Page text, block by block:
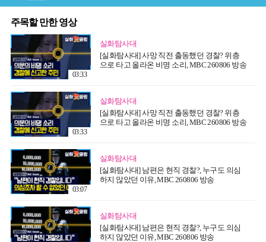
주목할 만한 영상
실화탐사대
[실화탐사대] 사망 직전 출동했던 경찰? 위층
으로 타고 올라온 비명 소리, MBC 260806 방송
03:33
실화탐사대
[실화탐사대] 사망 직전 출동했던 경찰? 위층
으로 타고 올라온 비명 소리, MBC 260806 방송
03:33
실화탐사대
[실화탐사대] 남편은 현직 경찰?, 누구도 의심
하지 않았던 이유, MBC 260806 방송
03:07
실화탐사대
[실화탐사대] 남편은 현직 경찰?, 누구도 의심
하지 않았던 이유, MBC 260806 방송